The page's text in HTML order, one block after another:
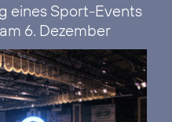
eines Sport-Events
am 6. Dezember